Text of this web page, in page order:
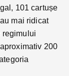
101 cartușe
mai ridicat
regimului
200